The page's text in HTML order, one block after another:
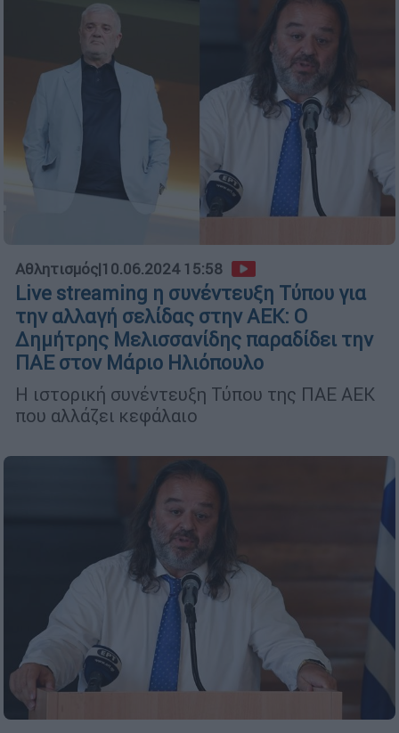
Αθλητισμός|10.06.2024 15:58
Live streaming η συνέντευξη Τύπου για
την αλλαγή σελίδας στην ΑΕΚ: Ο
Δημήτρης Μελισσανίδης παραδίδει την
ΠΑΕ στον Μάριο Ηλιόπουλο
Η ιστορική συνέντευξη Τύπου της ΠΑΕ ΑΕΚ
που αλλάζει κεφάλαιο